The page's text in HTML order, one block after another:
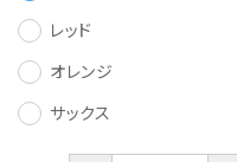
レッド
オレンジ
サックス